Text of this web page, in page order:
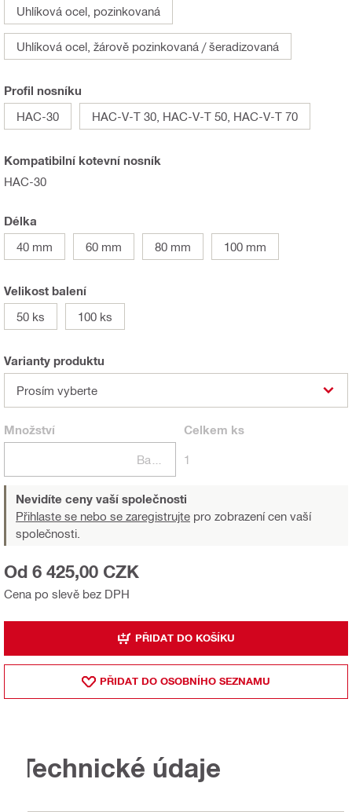
Uhlíková ocel, pozinkovaná
Uhlíková ocel, žárově pozinkovaná / šeradizovaná
Profil nosníku
HAC-30
HAC-V-T 30, HAC-V-T 50, HAC-V-T 70
Kompatibilní kotevní nosník
HAC-30
Délka
40 mm
60 mm 80 mm 100 mm
Velikost balení
50 ks
100 ks
Varianty produktu
Prosím vyberte
Množství Celkem ks
1
Nevidíte ceny vaší společnosti
Přihlaste se nebo se zaregistrujte pro zobrazení cen vaší
společnosti.
Cena po slevě bez DPH
Od 6 425,00 CZK
PŘIDAT DO KOŠÍKU
PŘIDAT DO OSOBNÍHO SEZNAMU
Technické údaje